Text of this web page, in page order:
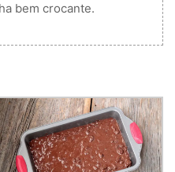
bem crocante.